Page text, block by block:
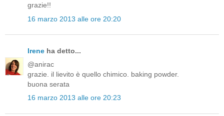
grazie!!
16 marzo 2013 alle ore 20:20
Irene ha detto...
@anirac
grazie. il lievito è quello chimico. baking powder.
buona serata
16 marzo 2013 alle ore 20:23